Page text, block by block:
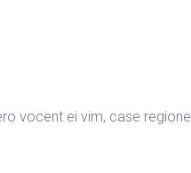
vocent ei vim, case regione